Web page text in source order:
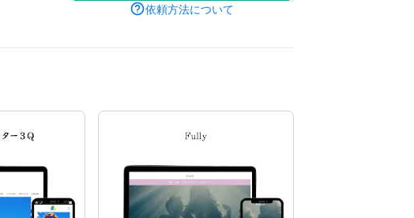
依頼方法について